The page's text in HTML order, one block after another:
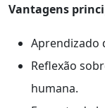
Vantagens
Aprendizado
Reflexão
humana.